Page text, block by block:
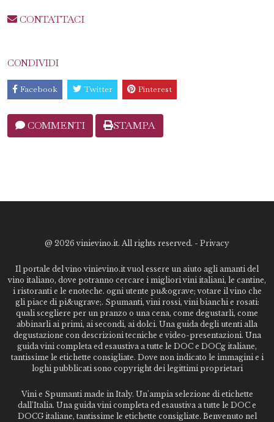
CONTATTACI
CONDIVIDI
Facebook Twitter Pinterest
COMMENTI STAMPA
@ 2026 vinievino.it. All rights reserved. - Privacy
Il portale del vino vinievino.it vuol essere un aiuto agli amanti del
vino italiano, dove potranno cercare i migliori vini italiani, le cantine,
i ristoranti e le enoteche. ogni utente pu&ograve; votare il vino che
gli piace di pi&ugrave;. Spumanti, vini rossi, vini bianchi e rosati:
quali scegliere per un pranzo o una cena, come degustarli, come
abbinarli ai primi, ai secondi, ai dolci. Una guida degli utenti alla
degustazione con descrizioni tecniche e video-presentazioni. Una
guida vini completa ed esaustiva a tutte le DOC e DOCg italiane,
tantissime le etichette consigliate. Dove non indicato le immagini e i
loghi pubblicati sono copyright dei legittimi proprietari
Vini e Spumanti made in Italy. Un'ampia selezione di etichette
dall'Italia. Una guida vini completa ed esaustiva a tutte le DOC e
DOCG italiane, tantissime le etichette consigliate. Benvenuto nel